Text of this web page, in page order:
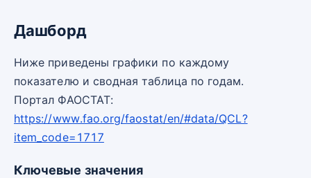
Дашборд
Ниже приведены графики по каждому
показателю и сводная таблица по годам.
Портал ФАОСТАТ:
https://www.fao.org/faostat/en/#data/QCL?
item_code=1717
Ключевые значения